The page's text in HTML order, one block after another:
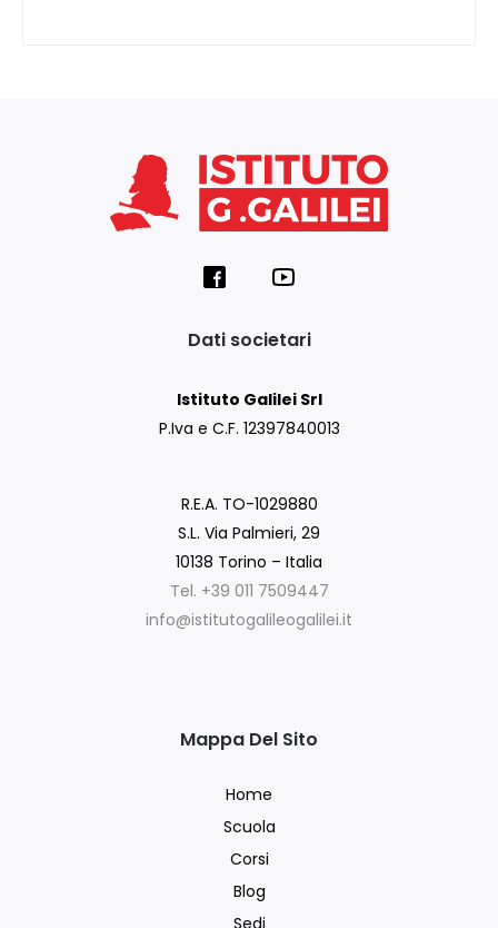
Dati societari
Istituto Galilei Srl
P.Iva e C.F. 12397840013
R.E.A. TO-1029880
S.L. Via Palmieri, 29
10138 Torino – Italia
Tel. +39 011 7509447
info@istitutogalileogalilei.it
Mappa Del Sito
Home
Scuola
Corsi
Blog